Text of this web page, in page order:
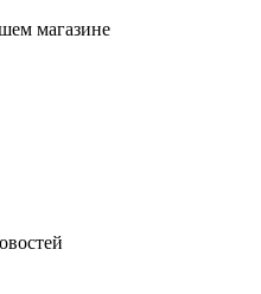
магазине